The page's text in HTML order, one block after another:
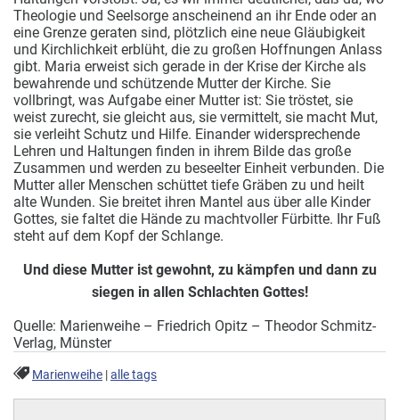
Theologie und Seelsorge anscheinend an ihr Ende oder an
eine Grenze geraten sind, plötzlich eine neue Gläubigkeit
und Kirchlichkeit erblüht, die zu großen Hoffnungen Anlass
gibt. Maria erweist sich gerade in der Krise der Kirche als
bewahrende und schützende Mutter der Kirche. Sie
vollbringt, was Aufgabe einer Mutter ist: Sie tröstet, sie
weist zurecht, sie gleicht aus, sie vermittelt, sie macht Mut,
sie verleiht Schutz und Hilfe. Einander widersprechende
Lehren und Haltungen finden in ihrem Bilde das große
Zusammen und werden zu beseelter Einheit verbunden. Die
Mutter aller Menschen schüttet tiefe Gräben zu und heilt
alte Wunden. Sie breitet ihren Mantel aus über alle Kinder
Gottes, sie faltet die Hände zu machtvoller Fürbitte. Ihr Fuß
steht auf dem Kopf der Schlange.
Und diese Mutter ist gewohnt, zu kämpfen und dann zu
siegen in allen Schlachten Gottes!
Quelle: Marienweihe – Friedrich Opitz – Theodor Schmitz-
Verlag, Münster
Marienweihe |alle tags